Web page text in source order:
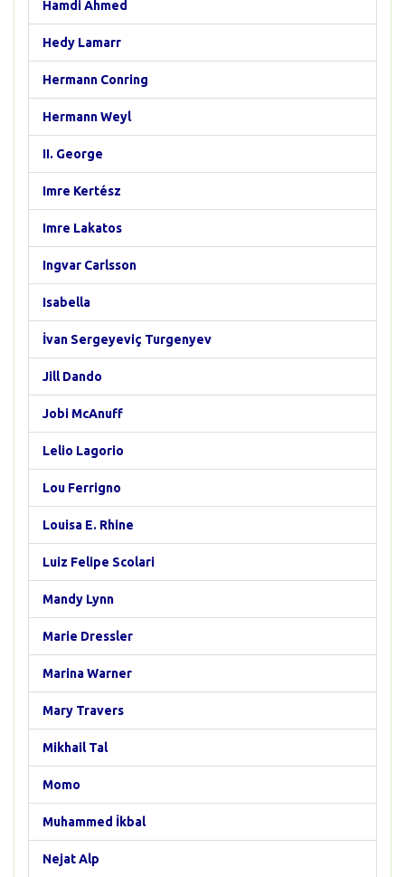
Hamdi Ahmed
Hedy Lamarr
Hermann Conring
Hermann Weyl
II. George
Imre Kertész
Imre Lakatos
Ingvar Carlsson
Isabella
İvan Sergeyeviç Turgenyev
Jill Dando
Jobi McAnuff
Lelio Lagorio
Lou Ferrigno
Louisa E. Rhine
Luiz Felipe Scolari
Mandy Lynn
Marie Dressler
Marina Warner
Mary Travers
Mikhail Tal
Momo
Muhammed İkbal
Nejat Alp